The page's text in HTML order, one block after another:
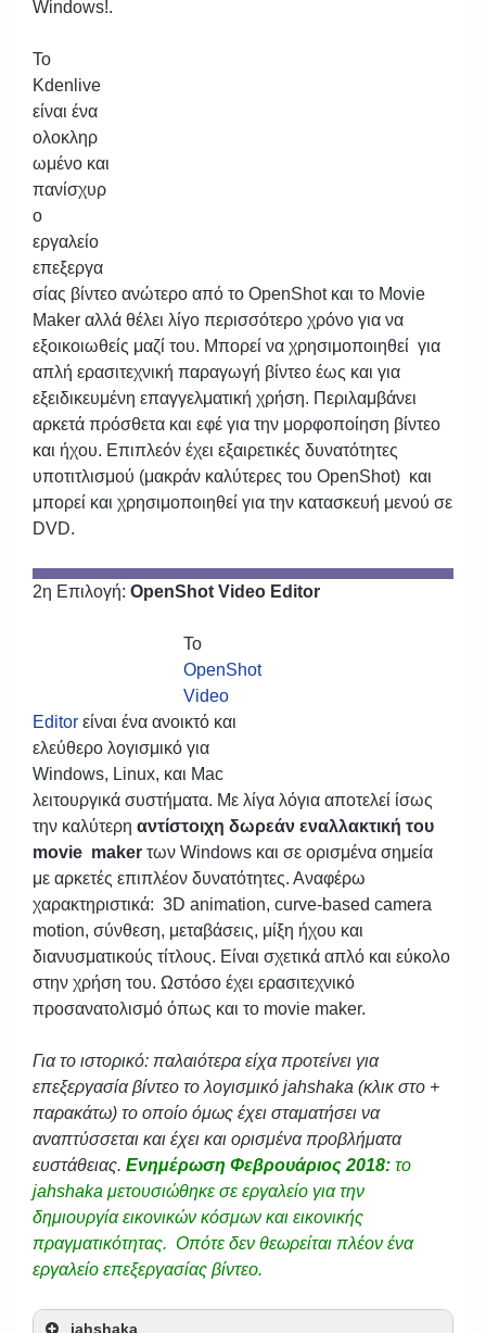
Windows!.
Το
Kdenlive
είναι ένα
ολοκληρ
ωμένο και
πανίσχυρ
ο
εργαλείο
επεξεργα
σίας βίντεο ανώτερο από το OpenShot και το Movie
Maker αλλά θέλει λίγο περισσότερο χρόνο για να
εξοικοιωθείς μαζί του. Μπορεί να χρησιμοποιηθεί για
απλή ερασιτεχνική παραγωγή βίντεο έως και για
εξειδικευμένη επαγγελματική χρήση. Περιλαμβάνει
αρκετά πρόσθετα και εφέ για την μορφοποίηση βίντεο
και ήχου. Επιπλεόν έχει εξαιρετικές δυνατότητες
υποτιτλισμού (μακράν καλύτερες του OpenShot) και
μπορεί και χρησιμοποιηθεί για την κατασκευή μενού σε
DVD.
2η Επιλογή: OpenShot Video Editor
To
OpenShot
Video
Editor είναι ένα ανοικτό και
ελεύθερο λογισμικό για
Windows, Linux, και Mac
λειτουργικά συστήματα. Με λίγα λόγια αποτελεί ίσως
την καλύτερη αντίστοιχη δωρεάν εναλλακτική του
movie maker των Windows και σε ορισμένα σημεία
με αρκετές επιπλέον δυνατότητες. Αναφέρω
χαρακτηριστικά: 3D animation, curve-based camera
motion, σύνθεση, μεταβάσεις, μίξη ήχου και
διανυσματικούς τίτλους. Είναι σχετικά απλό και εύκολο
στην χρήση του. Ωστόσο έχει ερασιτεχνικό
προσανατολισμό όπως και το movie maker.
Για το ιστορικό: παλαιότερα είχα προτείνει για
επεξεργασία βίντεο το λογισμικό jahshaka (κλικ στο +
παρακάτω) το οποίο όμως έχει σταματήσει να
αναπτύσσεται και έχει και ορισμένα προβλήματα
ευστάθειας. Ενημέρωση Φεβρουάριος 2018: το
jahshaka μετουσιώθηκε σε εργαλείο για την
δημιουργία εικονικών κόσμων και εικονικής
πραγματικότητας. Οπότε δεν θεωρείται πλέον ένα
εργαλείο επεξεργασίας βίντεο.
jahshaka